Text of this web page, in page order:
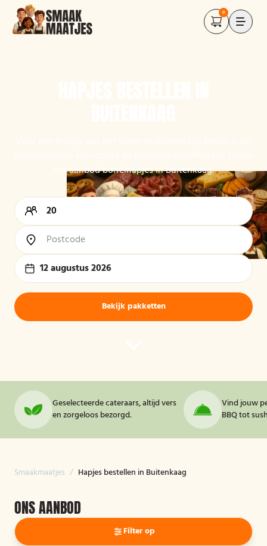
0
het aanbod borrelhapjes in Buitenkaag.
12 augustus 2026
Bekijk pakketten
Geselecteerde cateraars, altijd vers
en zorgeloos bezorgd.
Vind jouw
BBQ tot
Smaakmaatjes / Hapjes bestellen in Buitenkaag
ONS AANBOD
Filter op